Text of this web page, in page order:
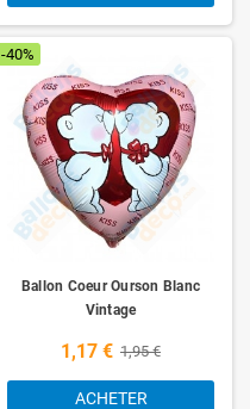
-40%
Ballon Coeur Ourson Blanc
Vintage
1,17 € 1,95 €
ACHETER